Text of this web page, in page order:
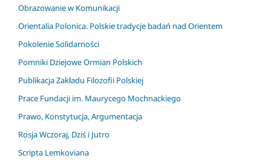
Obrazowanie w Komunikacji
Orientalia Polonica. Polskie tradycje badań nad Orientem
Pokolenie Solidarności
Pomniki Dziejowe Ormian Polskich
Publikacja Zakładu Filozofii Polskiej
Prace Fundacji im. Maurycego Mochnackiego
Prawo, Konstytucja, Argumentacja
Rosja Wczoraj, Dziś i Jutro
Scripta Lemkoviana